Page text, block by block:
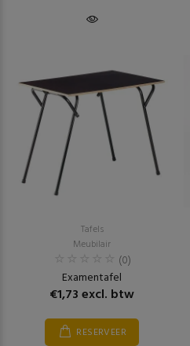
Tafels
Meubilair
(0)
Examentafel
€1,73 excl. btw
RESERVEER